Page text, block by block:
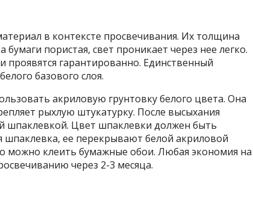
в контексте просвечивания. Их толщина
пористая, свет проникает через нее легко.
проявятся гарантированно. Единственный
базового слоя.
акриловую грунтовку белого цвета. Она
рыхлую штукатурку. После высыхания
шпаклевкой. Цвет шпаклевки должен быть
шпаклевка, ее перекрывают белой акриловой
можно клеить бумажные обои. Любая экономия на
через 2-3 месяца.